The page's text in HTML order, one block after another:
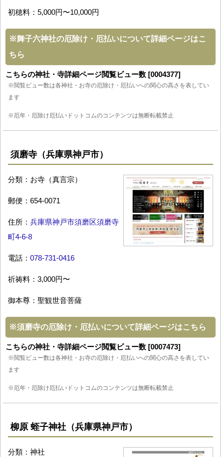
初穂料：5,000円〜10,000円
※舞子六神社の厄除け・厄払いについて詳細ページはこ
ちら
こちらの神社・寺詳細ページ閲覧ビュー数 [0004377]
※閲覧ビュー数は各神社・お寺の厄除け・厄払いへの関心の高さを表してい
ます
※厄年・厄除け厄払いドットコムのコンテンツは無断転載禁止
須磨寺（兵庫県神戸市）
分類：お寺（真言宗）
郵便：654-0071
住所： 兵庫県神戸市須磨区須磨寺
町4-6-8
電話： 078-731-0416
祈祷料：3,000円〜
御本尊：聖観世音菩薩
※須磨寺の厄除け・厄払いについて詳細ページはこちら
こちらの神社・寺詳細ページ閲覧ビュー数 [0007473]
※閲覧ビュー数は各神社・お寺の厄除け・厄払いへの関心の高さを表してい
ます
※厄年・厄除け厄払いドットコムのコンテンツは無断転載禁止
柳原 蛭子神社（兵庫県神戸市）
分類：神社